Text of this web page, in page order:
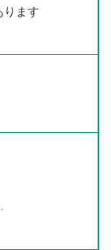
ます
支給